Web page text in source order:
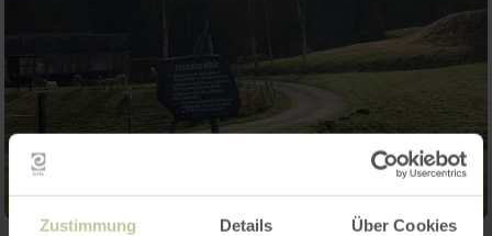
Zustimmung Details Über Cookies